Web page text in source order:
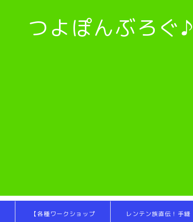
つよぽんぶろぐ♪
【各種ワークショップ
レンテン族直伝！手縫